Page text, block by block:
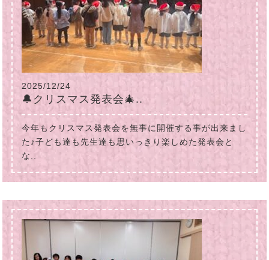
2025/12/24
🔔クリスマス発表会🎄..
今年もクリスマス発表会を無事に開催する事が出来まし
た♪子ども達も先生達も思いっきり楽しめた発表会と
な..